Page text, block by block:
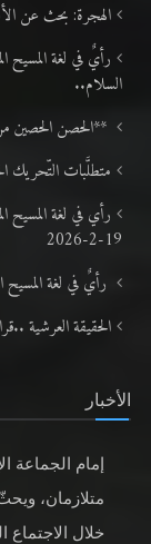
الهجرة: بحث عن
السلام..
**الحصن الحصين
متطلَّبات التّحريك
19-2-2026
رأيٌ في لغة المسيح الموعود عليه
الحقيقة العرشية
الأخبار
إمام الجماعة
متلازمان،
خلال الاجتماع